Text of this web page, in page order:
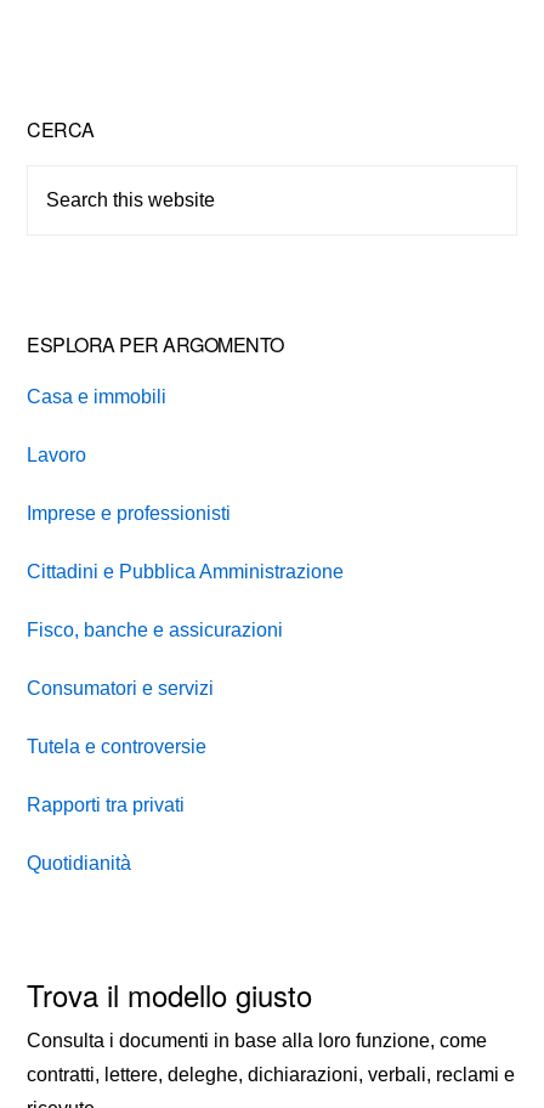
Primary
Sidebar
CERCA
ESPLORA PER ARGOMENTO
Casa e immobili
Lavoro
Imprese e professionisti
Cittadini e Pubblica Amministrazione
Fisco, banche e assicurazioni
Consumatori e servizi
Tutela e controversie
Rapporti tra privati
Quotidianità
Trova il modello giusto
Consulta i documenti in base alla loro funzione, come
contratti, lettere, deleghe, dichiarazioni, verbali, reclami e